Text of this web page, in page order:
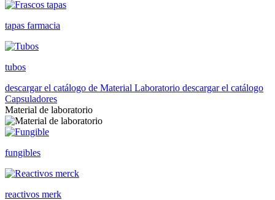
tapas farmacia
tubos
descargar el catálogo de Material Laboratorio descargar el catálogo
Capsuladores
Material de laboratorio
fungibles
reactivos merk